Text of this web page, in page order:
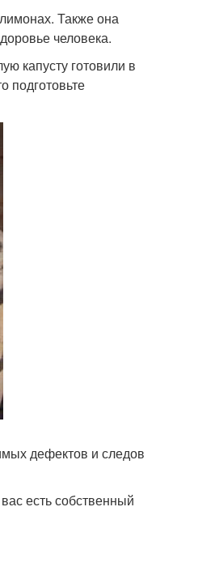
Также она
человека.
капусту готовили в
подготовьте
дефектов и следов
есть собственный